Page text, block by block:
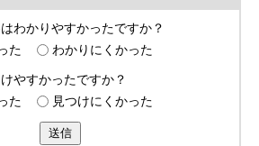
わかりやすかったですか？
た
わかりにくかった
やすかったですか？
た
見つけにくかった
送信